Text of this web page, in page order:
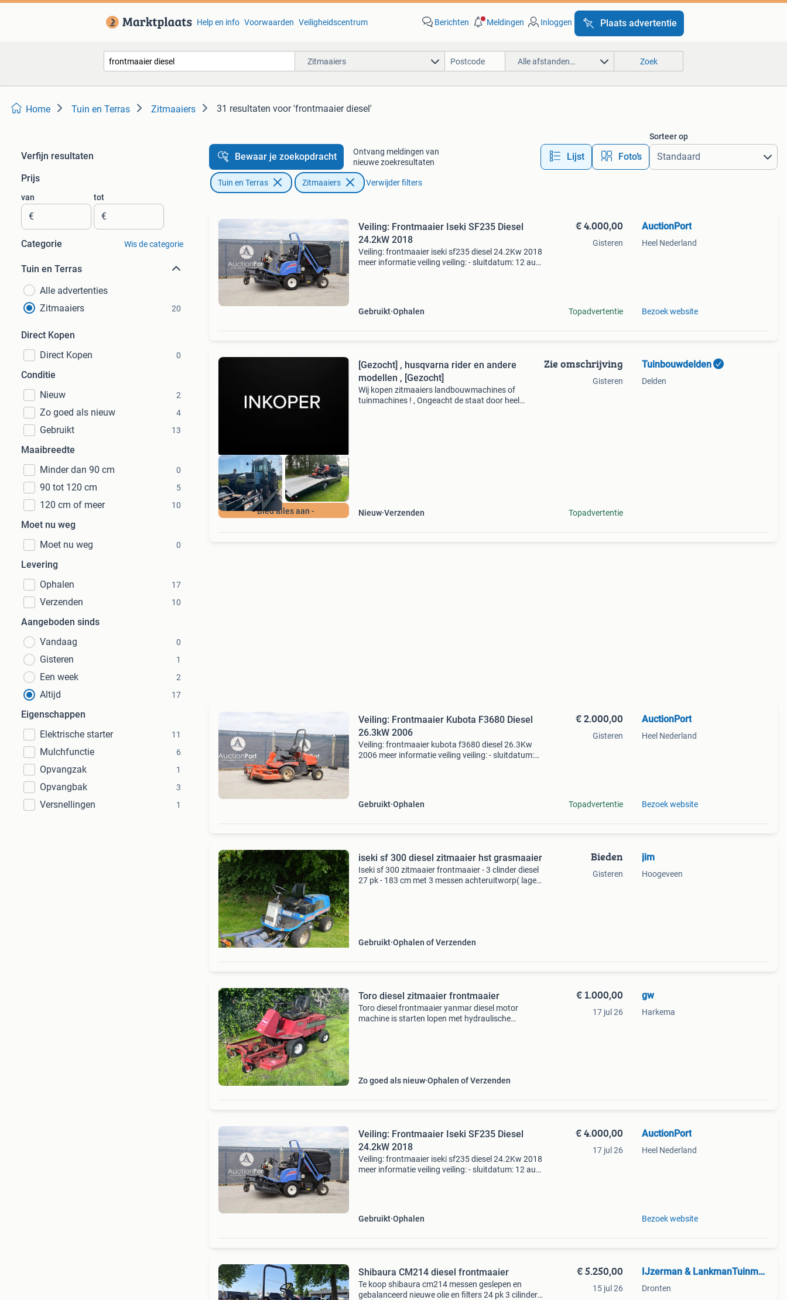
Help en info Voorwaarden Veiligheidscentrum Berichten Meldingen Inloggen Plaats advertentie
Zitmaaiers Alle afstanden… Zoek
Home Tuin en Terras Zitmaaiers 31 resultaten voor 'frontmaaier diesel'
Verfijn resultaten
Prijs
van
€
tot
€
Categorie Wis de categorie
Tuin en Terras
Alle advertenties
Zitmaaiers
20
Direct Kopen
Direct Kopen
0
Conditie
Nieuw
2
Zo goed als nieuw 4
Gebruikt 13
Maaibreedte
Minder dan 90 cm
0
90 tot 120 cm 5
120 cm of meer 10
Moet nu weg
Moet nu weg
0
Levering
Ophalen
17
Verzenden 10
Aangeboden sinds
Vandaag
0
Gisteren 1
Een week 2
Altijd 17
Eigenschappen
Elektrische starter
11
Mulchfunctie 6
Opvangzak 1
Opvangbak 3
Versnellingen 1
Bewaar je zoekopdracht
Ontvang meldingen van
nieuwe zoekresultaten
Lijst Foto’s
Sorteer op
Tuin en Terras Zitmaaiers Verwijder filters
Veiling: Frontmaaier Iseki SF235 Diesel
24.2kW 2018
Veiling: frontmaaier iseki sf235 diesel 24.2Kw 2018
meer informatie veiling veiling: - sluitdatum: 12 aug.
Gebruikt Ophalen
€ 4.000,00
Gisteren
Topadvertentie
AuctionPort
Heel Nederland
Bezoek website
- Bied alles aan -
[Gezocht] , husqvarna rider en andere
modellen , [Gezocht]
Wij kopen zitmaaiers landbouwmachines of
tuinmachines ! , Ongeacht de staat door heel
Nieuw Verzenden
Zie omschrijving
Gisteren
Topadvertentie
Tuinbouwdelden
Delden
Veiling: Frontmaaier Kubota F3680 Diesel
26.3kW 2006
Veiling: frontmaaier kubota f3680 diesel 26.3Kw
2006 meer informatie veiling veiling: - sluitdatum:
Gebruikt Ophalen
€ 2.000,00
Gisteren
Topadvertentie
AuctionPort
Heel Nederland
Bezoek website
iseki sf 300 diesel zitmaaier hst grasmaaier
Iseki sf 300 zitmaaier frontmaaier - 3 clinder diesel
27 pk - 183 cm met 3 messen achteruitworp( lager
Gebruikt Ophalen of Verzenden
Bieden
Gisteren
jim
Hoogeveen
Toro diesel zitmaaier frontmaaier
Toro diesel frontmaaier yanmar diesel motor
machine is starten lopen met hydraulische
Zo goed als nieuw Ophalen of Verzenden
€ 1.000,00
17 jul 26
gw
Harkema
Veiling: Frontmaaier Iseki SF235 Diesel
24.2kW 2018
Veiling: frontmaaier iseki sf235 diesel 24.2Kw 2018
meer informatie veiling veiling: - sluitdatum: 12 aug.
Gebruikt Ophalen
€ 4.000,00
17 jul 26
AuctionPort
Heel Nederland
Bezoek website
Shibaura CM214 diesel frontmaaier
Te koop shibaura cm214 messen geslepen en
gebalanceerd nieuwe olie en filters 24 pk 3 cilinder
€ 5.250,00
15 jul 26
IJzerman & LankmanTuinmachines
Dronten